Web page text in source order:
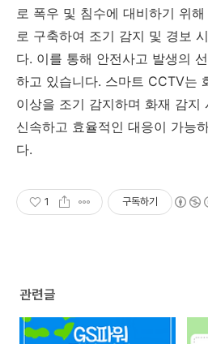
로 폭우 및 침수에 대비하기 위
로 구축하여 조기 감지 및 경보
다. 이를 통해 안전사고 발생의
하고 있습니다. 스마트 CCTV는
이상을 조기 감지하며 화재 감지
신속하고 효율적인 대응이 가능
다.
1 구독하기
관련글